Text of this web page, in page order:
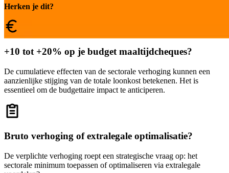
Herken je dit?
+10 tot +20% op je budget maaltijdcheques?
De cumulatieve effecten van de sectorale verhoging kunnen een
aanzienlijke stijging van de totale loonkost betekenen. Het is
essentieel om de budgettaire impact te anticiperen.
Bruto verhoging of extralegale optimalisatie?
De verplichte verhoging roept een strategische vraag op: het
sectorale minimum toepassen of optimaliseren via extralegale